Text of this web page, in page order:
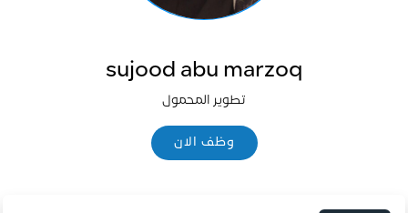
sujood abu marzoq
تطوير المحمول
وظف الان
وظف الان